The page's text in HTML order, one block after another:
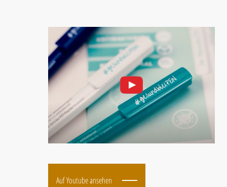
Auf Youtube ansehen